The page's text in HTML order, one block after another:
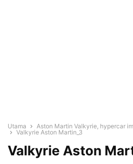
Utama
Aston Martin Valkyrie, hypercar
Valkyrie Aston Martin_3
Valkyrie Aston